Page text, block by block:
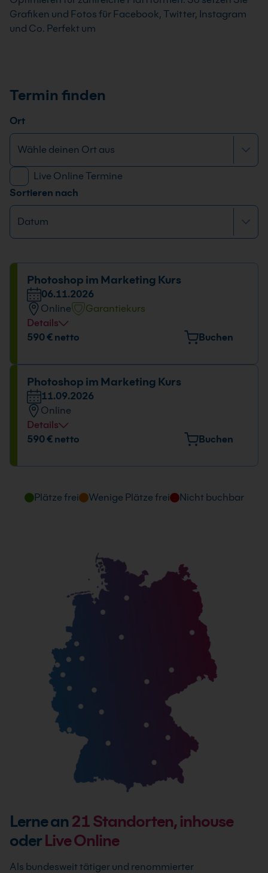
Grafiken und Fotos für Facebook, Twitter, Instagram
und Co. Perfekt um
Termin finden
Ort
Live Online Termine
Sortieren nach
Photoshop im Marketing Kurs
06.11.2026
Online
Garantiekurs
Details
Datum und Uhrzeit
590 € netto Buchen
Photoshop im Marketing Kurs
11.09.2026
Online
Details
Datum und Uhrzeit
590 € netto Buchen
Plätze frei Wenige Plätze frei Nicht buchbar
Lerne an 21Standorten, inhouse
oderLive Online
Als bundesweit tätiger und renommierter